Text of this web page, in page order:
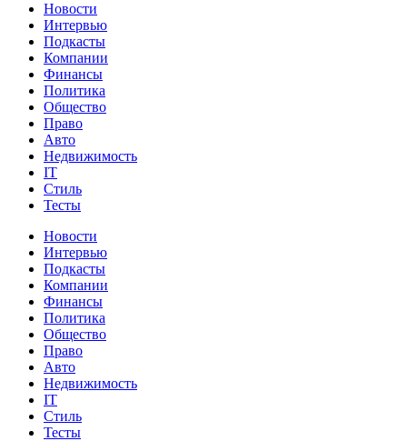
Новости
Интервью
Подкасты
Компании
Финансы
Политика
Общество
Право
Авто
Недвижимость
IT
Стиль
Тесты
Новости
Интервью
Подкасты
Компании
Финансы
Политика
Общество
Право
Авто
Недвижимость
IT
Стиль
Тесты